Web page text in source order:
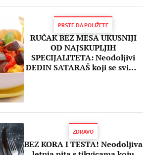
PRSTE DA POLIŽETE
RUČAK BEZ MESA UKUSNIJI
OD NAJSKUPLJIH
SPECIJALITETA: Neodoljivi
DEDIN SATARAŠ koji se svima
ZDRAVO
BEZ KORA I TESTA! Neodoljiva